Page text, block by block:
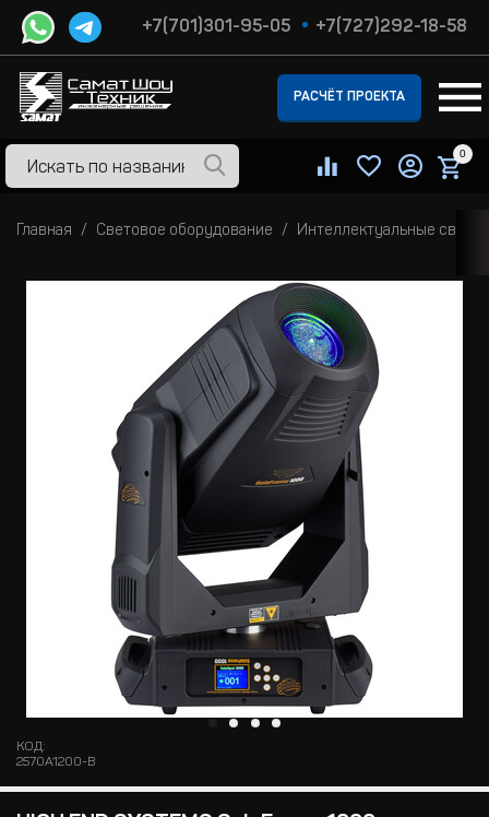
+7(701)301-95-05 +7(727)292-18-58
РАСЧЁТ ПРОЕКТА
0
Главная Световое оборудование Интеллектуальные
КОД:
2570A1200-B